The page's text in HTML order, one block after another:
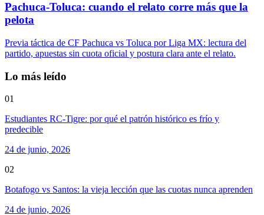
Pachuca-Toluca: cuando el relato corre más que la
pelota
Previa táctica de CF Pachuca vs Toluca por Liga MX: lectura del
partido, apuestas sin cuota oficial y postura clara ante el relato.
Lo más leído
01
Estudiantes RC-Tigre: por qué el patrón histórico es frío y
predecible
24 de junio, 2026
02
Botafogo vs Santos: la vieja lección que las cuotas nunca aprenden
24 de junio, 2026